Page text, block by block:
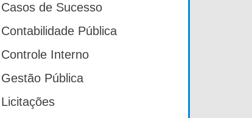
Casos de Sucesso
Contabilidade Pública
Controle Interno
Gestão Pública
Licitações